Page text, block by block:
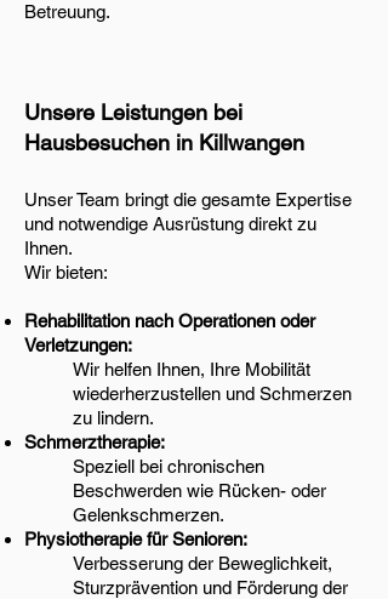
Betreuung.
Unsere Leistungen bei
Hausbesuchen in Killwangen
Unser Team bringt die gesamte Expertise
und notwendige Ausrüstung direkt zu
Ihnen.
Wir bieten:
Rehabilitation nach Operationen oder
Verletzungen:
Wir helfen Ihnen, Ihre Mobilität
wiederherzustellen und Schmerzen
zu lindern.
Schmerztherapie:
Speziell bei chronischen
Beschwerden wie Rücken- oder
Gelenkschmerzen.
Physiotherapie für Senioren:
Verbesserung der Beweglichkeit,
Sturzprävention und Förderung der